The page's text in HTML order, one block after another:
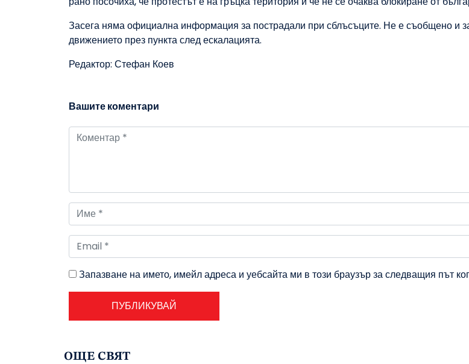
Засега няма официална информация за пострадали при сблъсъците. Не е съобщено и
движението през пункта след ескалацията.
Редактор: Стефан Коев
Вашите коментари
Запазване на името, имейл адреса и уебсайта ми в този браузър за следващия път
ОЩЕ СВЯТ